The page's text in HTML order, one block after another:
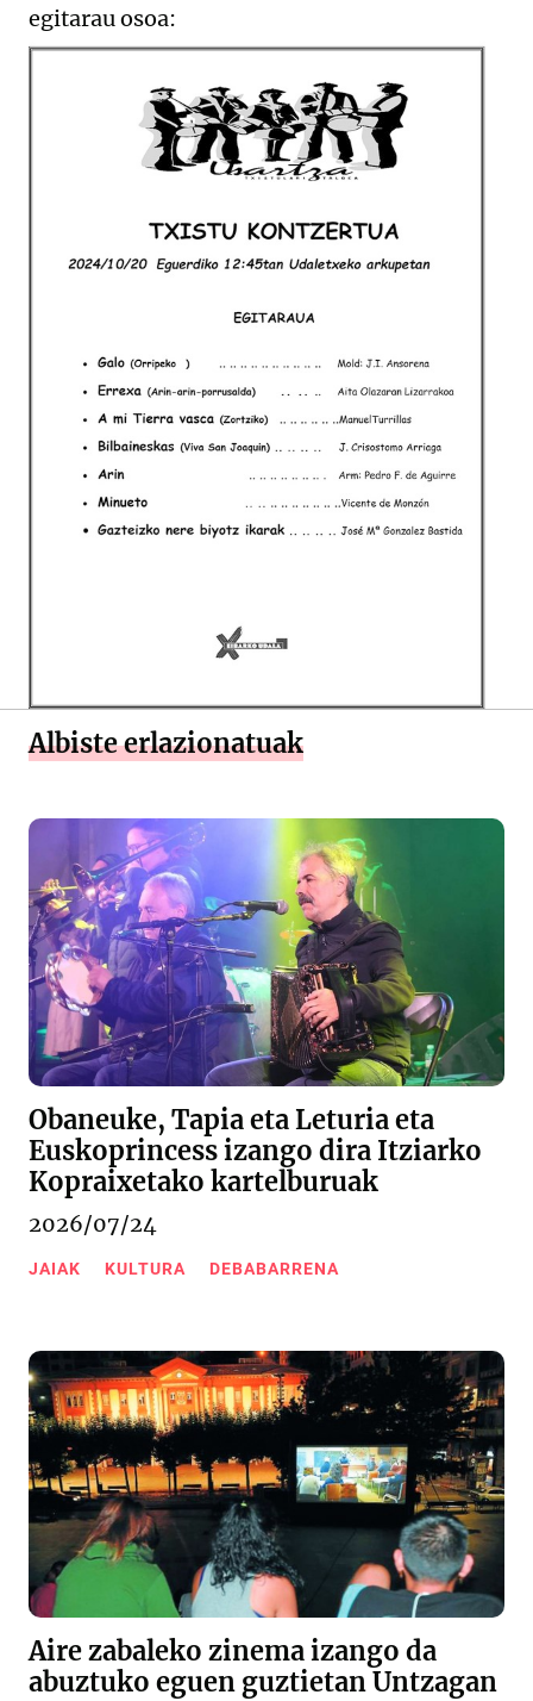
egitarau osoa:
Albiste erlazionatuak
Obaneuke, Tapia eta Leturia eta
Euskoprincess izango dira Itziarko
Kopraixetako kartelburuak
2026/07/24
JAIAK KULTURA DEBABARRENA
Aire zabaleko zinema izango da
abuztuko eguen guztietan Untzagan